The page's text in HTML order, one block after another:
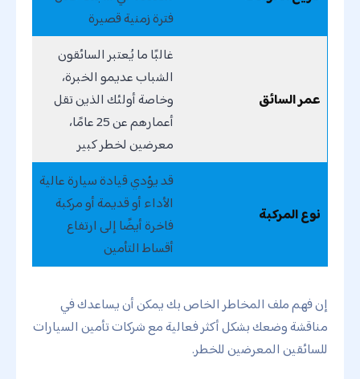
فترة زمنية قصيرة
عمر السائق
غالبًا ما يُعتبر السائقون
الشباب عديمو الخبرة،
وخاصة أولئك الذين تقل
أعمارهم عن 25 عامًا،
معرضين لخطر كبير
نوع المركبة
قد يؤدي قيادة سيارة عالية
الأداء أو قديمة أو مركبة
فاخرة أيضًا إلى ارتفاع
أقساط التأمين
إن فهم ملف المخاطر الخاص بك يمكن أن يساعدك في
مناقشة وضعك بشكل أكثر فعالية مع شركات تأمين السيارات
للسائقين المعرضين للخطر.